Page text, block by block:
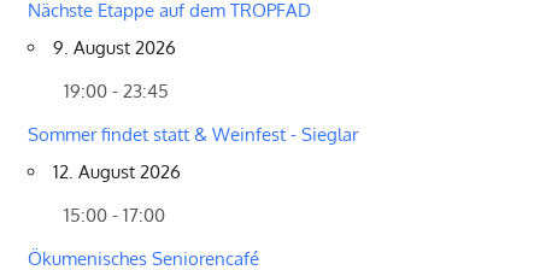
Nächste Etappe auf dem TROPFAD
9. August 2026
19:00 - 23:45
Sommer findet statt & Weinfest - Sieglar
12. August 2026
15:00 - 17:00
Ökumenisches Seniorencafé